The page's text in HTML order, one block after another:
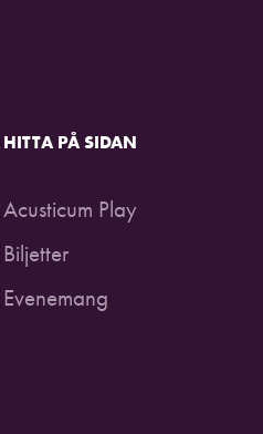
HITTA PÅ SIDAN
Acusticum Play
Biljetter
Evenemang